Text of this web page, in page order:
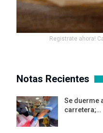
Registrate ahora!
Notas Recientes
Se duerme
carretera;…